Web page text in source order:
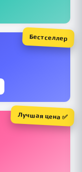
Бестселлер
Лучшая цена ✅